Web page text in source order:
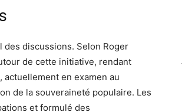
des discussions. Selon Roger
de cette initiative, rendant
en examen au
de la souveraineté populaire. Les
et formulé des